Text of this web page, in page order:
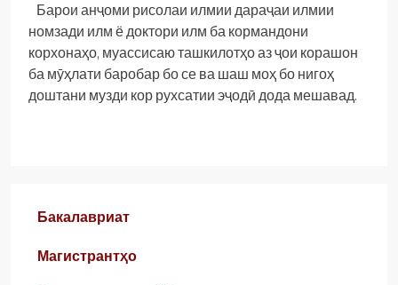
Барои анҷоми рисолаи илмии дараҷаи илмии
номзади илм ё доктори илм ба кормандони
корхонаҳо, муассисаю ташкилотҳо аз ҷои корашон
ба мӯҳлати баробар бо се ва шаш моҳ бо нигоҳ
доштани музди кор рухсатии эҷодӣ дода мешавад.
Бакалавриат
Магистрантҳо